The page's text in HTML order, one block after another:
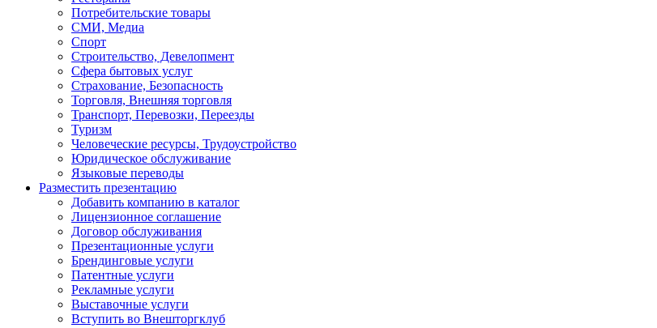
Потребительские товары
СМИ, Медиа
Спорт
Строительство, Девелопмент
Сфера бытовых услуг
Страхование, Безопасность
Торговля, Внешняя торговля
Транспорт, Перевозки, Переезды
Туризм
Человеческие ресурсы, Трудоустройство
Юридическое обслуживание
Языковые переводы
Разместить презентацию
Добавить компанию в каталог
Лицензионное соглашение
Договор обслуживания
Презентационные услуги
Брендинговые услуги
Патентные услуги
Рекламные услуги
Выставочные услуги
Вступить во Внешторгклуб